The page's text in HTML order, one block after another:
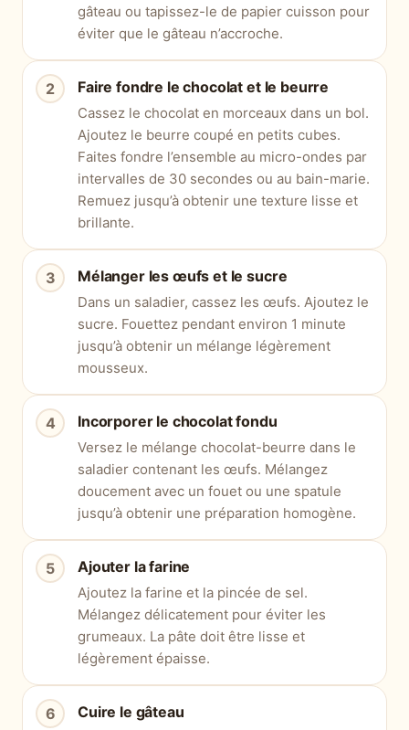
gâteau ou tapissez-le de papier cuisson pour
éviter que le gâteau n’accroche.
Faire fondre le chocolat et le beurre
Cassez le chocolat en morceaux dans un bol.
Ajoutez le beurre coupé en petits cubes.
Faites fondre l’ensemble au micro-ondes par
intervalles de 30 secondes ou au bain-marie.
Remuez jusqu’à obtenir une texture lisse et
brillante.
Mélanger les œufs et le sucre
Dans un saladier, cassez les œufs. Ajoutez le
sucre. Fouettez pendant environ 1 minute
jusqu’à obtenir un mélange légèrement
mousseux.
Incorporer le chocolat fondu
Versez le mélange chocolat-beurre dans le
saladier contenant les œufs. Mélangez
doucement avec un fouet ou une spatule
jusqu’à obtenir une préparation homogène.
Ajouter la farine
Ajoutez la farine et la pincée de sel.
Mélangez délicatement pour éviter les
grumeaux. La pâte doit être lisse et
légèrement épaisse.
Cuire le gâteau